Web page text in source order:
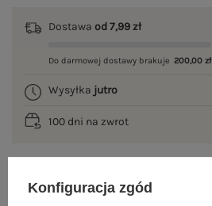
Dostawa od 7,99 zł
Do darmowej dostawy brakuje 200,00 zł
Wysyłka jutro
100 dni na zwrot
OPIS PRODUKTU
Konfiguracja zgód